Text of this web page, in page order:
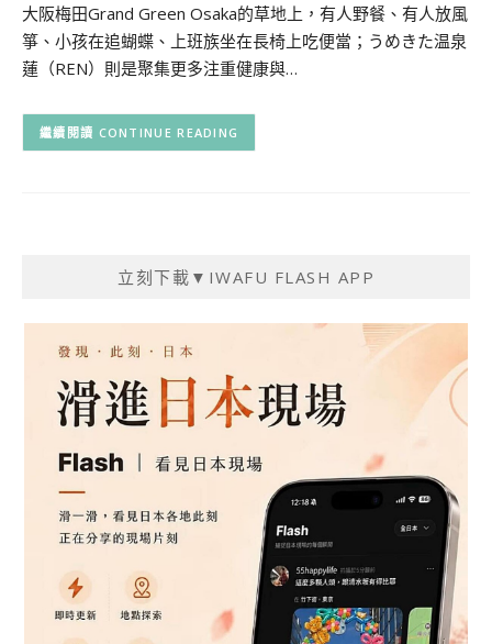
大阪梅田Grand Green Osaka的草地上，有人野餐、有人放風
箏、小孩在追蝴蝶、上班族坐在長椅上吃便當；うめきた温泉
蓮（REN）則是聚集更多注重健康與…
CONTINUE READING
立刻下載▼IWAFU FLASH APP